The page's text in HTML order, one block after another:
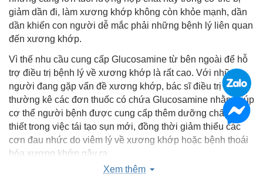
giảm dần đi, làm xương khớp không còn khỏe mạnh, dần
dần khiến con người dễ mắc phải những bệnh lý liên quan
đến xương khớp.
Vì thế nhu cầu cung cấp Glucosamine từ bên ngoài để hỗ
trợ điều trị bệnh lý về xương khớp là rất cao. Với những
người đang gặp vấn đề xương khớp, bác sĩ điều trị
thường kê các đơn thuốc có chứa Glucosamine nhằm giúp
cơ thể người bệnh được cung cấp thêm dưỡng chất cần
thiết trong việc tái tạo sụn mới, đồng thời giảm thiểu các
cơn đau nhức do viêm lý về xương khớp hoặc bệnh thoái
hóa xương khớp gây ra.
Các loại thuốc bổ xương khớp được sử dụng phổ biến bởi
Xem thêm